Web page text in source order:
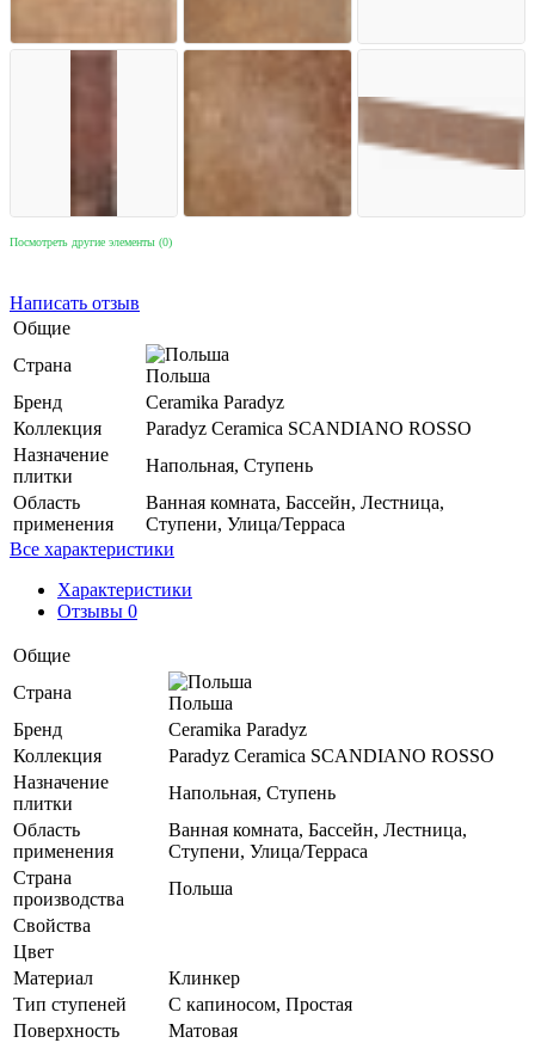
Посмотреть другие элементы (0)
Написать отзыв
Общие
Страна
Польша
Бренд
Ceramika Paradyz
Коллекция
Paradyz Ceramica SCANDIANO ROSSO
Назначение
плитки
Напольная, Ступень
Область
применения
Ванная комната, Бассейн, Лестница,
Ступени, Улица/Терраса
Все характеристики
Характеристики
Отзывы 0
Общие
Страна
Польша
Бренд
Ceramika Paradyz
Коллекция
Paradyz Ceramica SCANDIANO ROSSO
Назначение
плитки
Напольная, Ступень
Область
применения
Ванная комната, Бассейн, Лестница,
Ступени, Улица/Терраса
Страна
производства
Польша
Свойства
Цвет
Материал
Клинкер
Тип ступеней
С капиносом, Простая
Поверхность
Матовая